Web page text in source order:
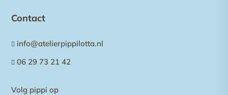
Contact
 info@atelierpippilotta.nl
 06 29 73 21 42
Volg pippi op